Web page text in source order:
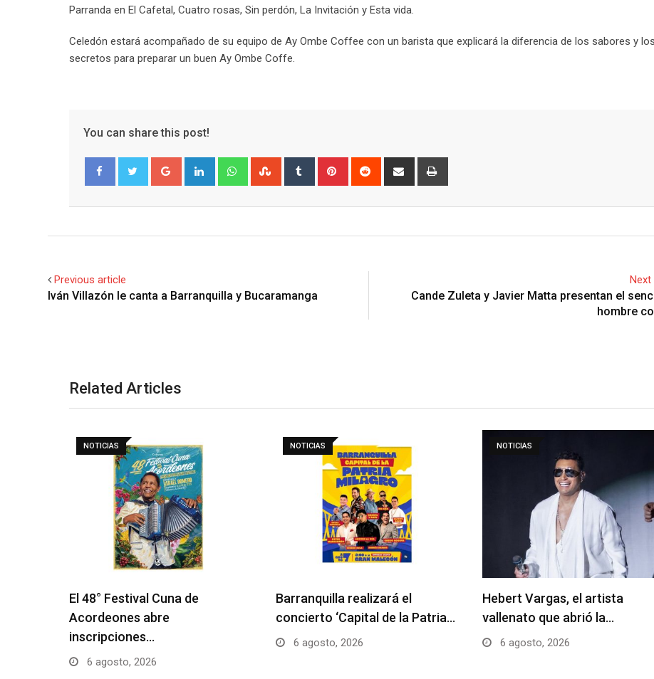
Parranda en El Cafetal, Cuatro rosas, Sin perdón, La Invitación y Esta vida.
Celedón estará acompañado de su equipo de Ay Ombe Coffee con un barista que explicará la diferencia de los sabores y los
secretos para preparar un buen Ay Ombe Coffe.
You can share this post!
Google+ LinkedIn WhatsappStumbleUpon
Tumblr Pinterest Reddit
Share
Previous article
Iván Villazón le canta a Barranquilla y Bucaramanga
Next
Cande Zuleta y Javier Matta presentan el
hombre
Related Articles
NOTICIAS
El 48° Festival Cuna de
Acordeones abre
inscripciones…
6 agosto, 2026
NOTICIAS
Barranquilla realizará el
concierto ‘Capital de la Patria…
6 agosto, 2026
NOTICIAS
Hebert Vargas, el artista
vallenato que abrió la…
6 agosto, 2026